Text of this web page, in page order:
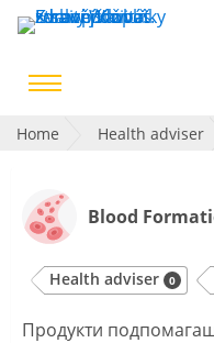
Home Health adviser
Blood
Health adviser 0
Продукти